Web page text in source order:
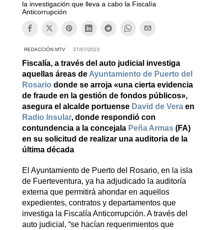
la investigación que lleva a cabo la Fiscalía
Anticorrupción
REDACCIÓN MTV 27/07/2023
Fiscalía, a través del auto judicial investiga
aquellas áreas de Ayuntamiento de Puerto del
Rosario donde se arroja «una cierta evidencia
de fraude en la gestión de fondos públicos»,
asegura el alcalde portuense David de Veraen
Radio Insular, donde respondió con
contundencia a la concejala Peña Armas(FA)
en su solicitud de realizar una auditoria de la
última década
El Ayuntamiento de Puerto del Rosario, en la isla
de Fuerteventura, ya ha adjudicado la auditoría
externa que permitirá ahondar en aquellos
expedientes, contratos y departamentos que
investiga la Fiscalía Anticorrupción. A través del
auto judicial, “se hacían requerimientos que